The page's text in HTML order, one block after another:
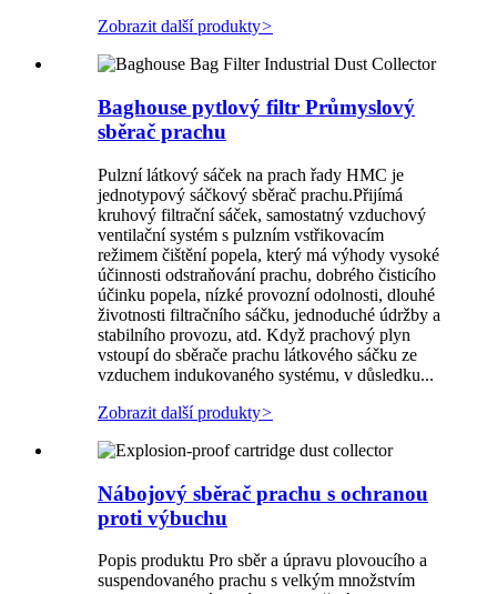
Zobrazit další produkty>
Baghouse pytlový filtr Průmyslový
sběrač prachu
Pulzní látkový sáček na prach řady HMC je
jednotypový sáčkový sběrač prachu.Přijímá
kruhový filtrační sáček, samostatný vzduchový
ventilační systém s pulzním vstřikovacím
režimem čištění popela, který má výhody vysoké
účinnosti odstraňování prachu, dobrého čisticího
účinku popela, nízké provozní odolnosti, dlouhé
životnosti filtračního sáčku, jednoduché údržby a
stabilního provozu, atd. Když prachový plyn
vstoupí do sběrače prachu látkového sáčku ze
vzduchem indukovaného systému, v důsledku...
Zobrazit další produkty>
Nábojový sběrač prachu s ochranou
proti výbuchu
Popis produktu Pro sběr a úpravu plovoucího a
suspendovaného prachu s velkým množstvím